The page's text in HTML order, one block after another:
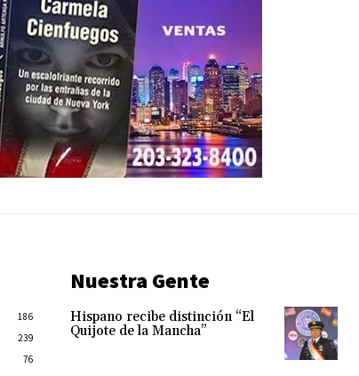
186
239
76
Nuestra Gente
Hispano recibe distinción “El
Quijote de la Mancha”